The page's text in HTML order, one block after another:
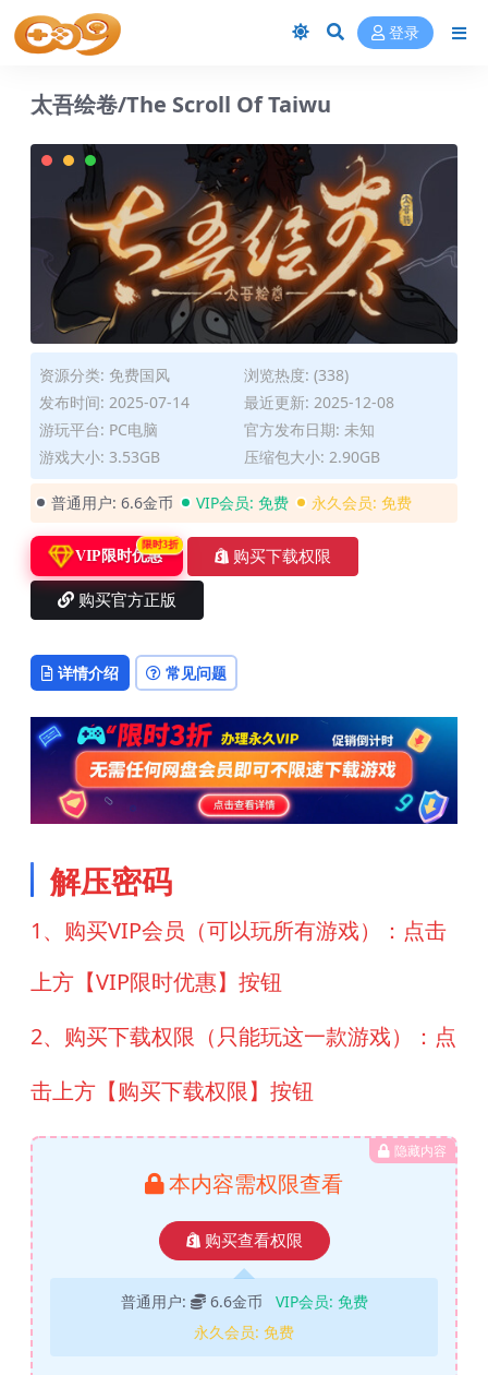
登录
太吾绘卷/The Scroll Of Taiwu
资源分类: 免费国风
浏览热度: (338)
发布时间: 2025-07-14
最近更新: 2025-12-08
游玩平台: PC电脑
官方发布日期: 未知
游戏大小: 3.53GB
压缩包大小: 2.90GB
普通用户: 6.6金币 VIP会员: 免费 永久会员: 免费
VIP限时优惠
限时3折
购买下载权限
购买官方正版
详情介绍 常见问题
解压密码
1、购买VIP会员（可以玩所有游戏）：点击
上方【VIP限时优惠】按钮
2、购买下载权限（只能玩这一款游戏）：点
击上方【购买下载权限】按钮
隐藏内容
本内容需权限查看
购买查看权限
普通用户: 6.6金币 VIP会员: 免费
永久会员: 免费